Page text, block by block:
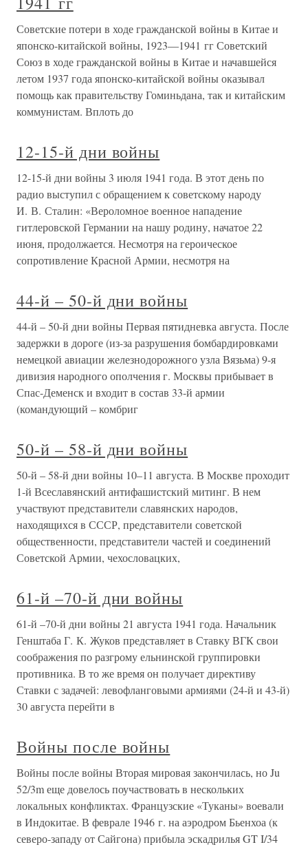
Советские потери в ходе гражданской войны в Китае и
японско-китайской войны, 1923—1941 гг Советский
Союз в ходе гражданской войны в Китае и начавшейся
летом 1937 года японско-китайской войны оказывал
помощь как правительству Гоминьдана, так и китайским
коммунистам. Вплоть до
12-15-й дни войны
12-15-й дни войны 3 июля 1941 года. В этот день по
радио выступил с обращением к советскому народу
И. В. Сталин: «Вероломное военное нападение
гитлеровской Германии на нашу родину, начатое 22
июня, продолжается. Несмотря на героическое
сопротивление Красной Армии, несмотря на
44-й – 50-й дни войны
44-й – 50-й дни войны Первая пятидневка августа. После
задержки в дороге (из-за разрушения бомбардировками
немецкой авиации железнодорожного узла Вязьма) 9-я
дивизия народного ополчения г. Москвы прибывает в
Спас-Деменск и входит в состав 33-й армии
(командующий – комбриг
50-й – 58-й дни войны
50-й – 58-й дни войны 10–11 августа. В Москве проходит
1-й Всеславянский антифашистский митинг. В нем
участвуют представители славянских народов,
находящихся в СССР, представители советской
общественности, представители частей и соединений
Советской Армии, чехословацких,
61-й –70-й дни войны
61-й –70-й дни войны 21 августа 1941 года. Начальник
Генштаба Г. К. Жуков представляет в Ставку ВГК свои
соображения по разгрому ельнинской группировки
противника. В то же время он получает директиву
Ставки с задачей: левофланговыми армиями (24-й и 43-й)
30 августа перейти в
Войны после войны
Войны после войны Вторая мировая закончилась, но Ju
52/3m еще довелось поучаствовать в нескольких
локальных конфликтах. Французские «Туканы» воевали
в Индокитае. В феврале 1946 г. на аэродром Бьенхоа (к
северо-западу от Сайгона) прибыла эскадрилья GT I/34